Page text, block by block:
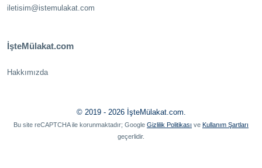
iletisim@istemulakat.com
İşteMülakat.com
Hakkımızda
© 2019 - 2026 İşteMülakat.com.
Bu site reCAPTCHA ile korunmaktadır; Google Gizlilik Politikası ve Kullanım Şartları
geçerlidir.